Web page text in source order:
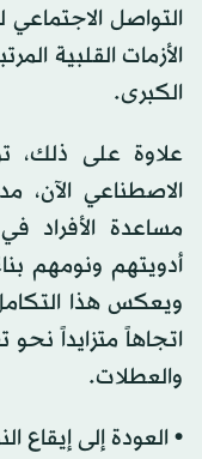
التواصل الاجتماعي
الأزمات القلبية
الكبرى.
علاوة على ذلك،
الاصطناعي الآن،
مساعدة الأفراد
أدويتهم ونومهم
ويعكس هذا
اتجاهاً متزايداً
والعطلات.
• العودة إلى إيقاع